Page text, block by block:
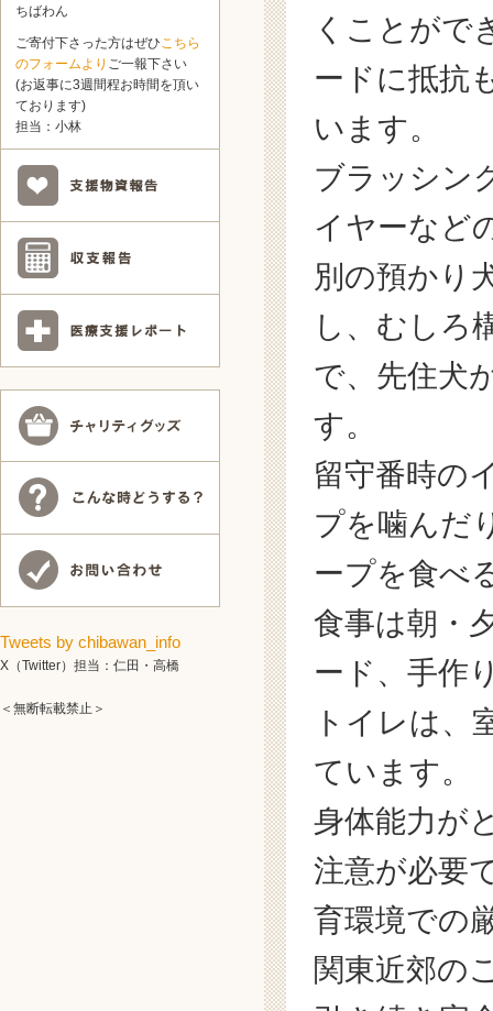
くことがで
ードに抵抗
います。
ブラッシン
イヤーなど
別の預かり
し、むしろ
で、先住犬
す。
留守番時の
プを噛んだ
ープを食べ
食事は朝・
ード、手作
トイレは、
ています。
身体能力が
注意が必要
育環境での
関東近郊の
ちばわん
ご寄付下さった方はぜひこちら
のフォームより ご一報下さい
(お返事に3週間程お時間を頂い
ております)
担当：小林
Tweets by chibawan_info
X（Twitter）担当：仁田・高橋
＜無断転載禁止＞